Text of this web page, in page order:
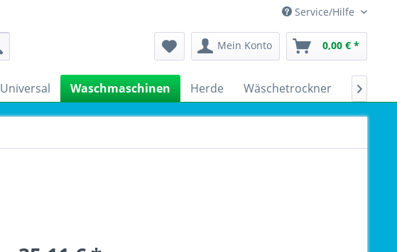
Service/Hilfe
Mein Konto 0,00 € *
Universal Waschmaschinen Herde Wäschetrockner 